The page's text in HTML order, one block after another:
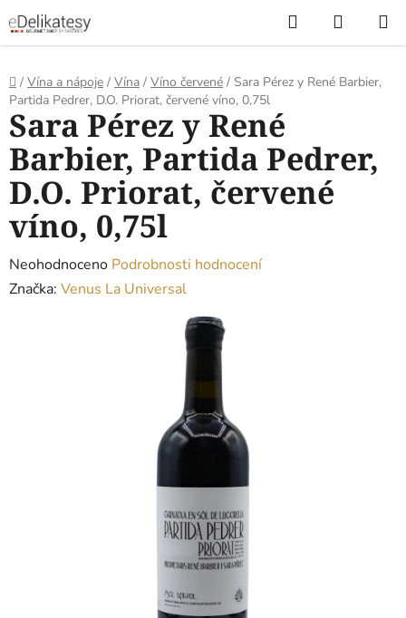
na
obsah
Hledat
KOŠÍK
Domů
/ Vína a nápoje / Vína / Víno červené / Sara Pérez y René Barbier,
Partida Pedrer, D.O. Priorat, červené víno, 0,75l
Sara Pérez y René
Barbier, Partida Pedrer,
D.O. Priorat, červené
víno, 0,75l
Průměrné
hodnocení
Neohodnoceno Podrobnosti hodnocení
Značka: Venus La Universal